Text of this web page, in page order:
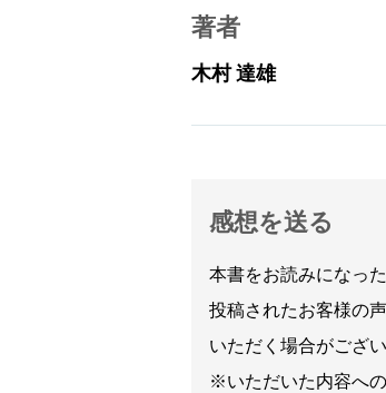
著者
木村 達雄
感想を送る
本書をお読みになっ
投稿されたお客様の
いただく場合がござい
※いただいた内容へ